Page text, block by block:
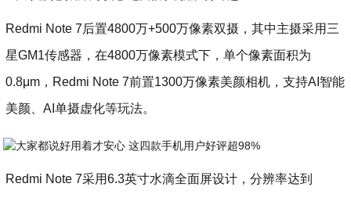
Redmi Note 7后置4800万+500万像素双摄，其中主摄采用三
星GM1传感器，在4800万像素模式下，单个像素面积为
0.8μm，Redmi Note 7前置1300万像素美颜相机，支持AI智能
美颜、AI单摄虚化等玩法。
Redmi Note 7采用6.3英寸水滴全面屏设计，分辨率达到